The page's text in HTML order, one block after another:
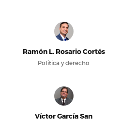
Ramón L. Rosario Cortés
Política y derecho
Víctor García San